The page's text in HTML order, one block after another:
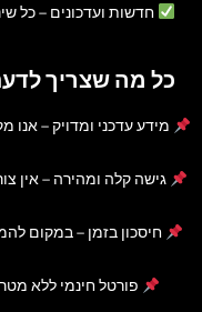
חדשות ועדכונים – כל
כל מה שצריך
מידע עדכני ומדויק– אנו
גישה קלה ומהירה – אין
חיסכון בזמן – במקום
פורטל חינמי ללא